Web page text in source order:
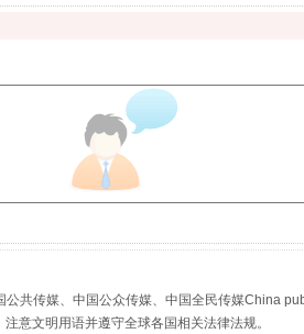
走近一线检察官
共传媒、中国公众传媒、中国全民传媒China
意文明用语并遵守全球各国相关法律法规。